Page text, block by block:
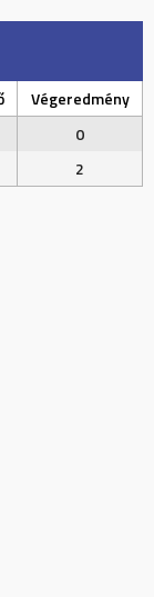
Végeredmény
0
2